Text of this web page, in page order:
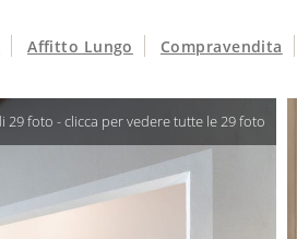
Affitto Lungo Compravendita
3 di 29 foto - clicca per vedere tutte le 29 foto